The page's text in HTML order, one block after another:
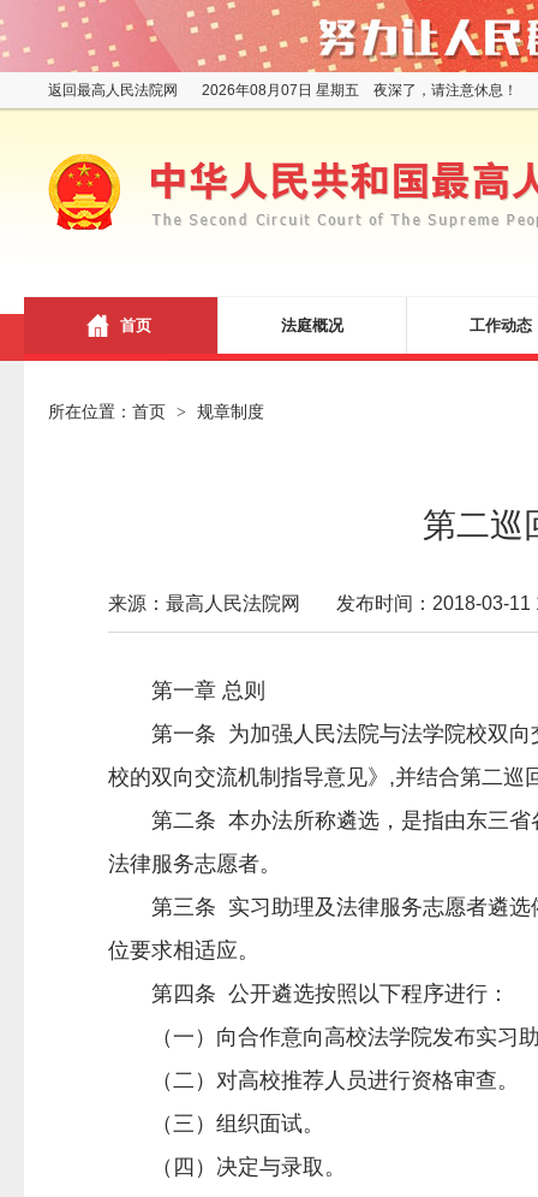
返回最高人民法院网 2026年08月07日 星期五 夜深了，请注意休息！
首页 法庭概况 工作动态
所在位置： 首页 > 规章制度
第二巡
来源：最高人民法院网 发布时间：2018-03-11
第一章 总则
第一条 为加强人民法院与法学院校双向
校的双向交流机制指导意见》,并结合第二巡
第二条 本办法所称遴选，是指由东三省
法律服务志愿者。
第三条 实习助理及法律服务志愿者遴选
位要求相适应。
第四条 公开遴选按照以下程序进行：
（一）向合作意向高校法学院发布实习
（二）对高校推荐人员进行资格审查。
（三）组织面试。
（四）决定与录取。